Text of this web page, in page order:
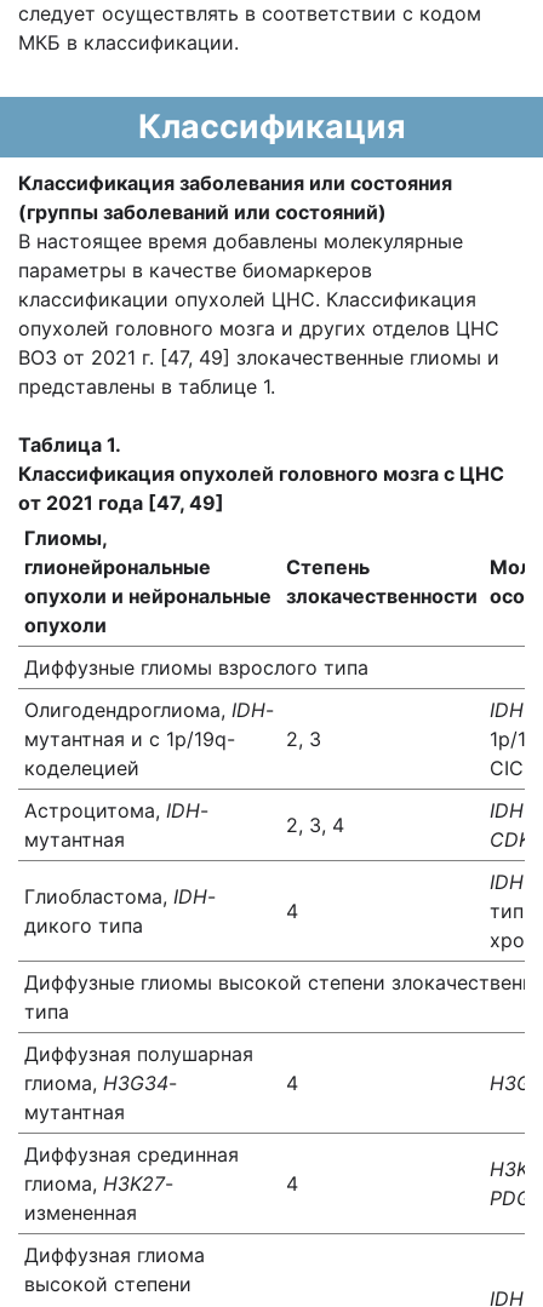
следует осуществлять в соответствии с кодом
МКБ в классификации.
Классификация
Классификация заболевания или состояния
(группы заболеваний или состояний)
В настоящее время добавлены молекулярные
параметры в качестве биомаркеров
классификации опухолей ЦНС. Классификация
опухолей головного мозга и других отделов ЦНС
ВОЗ от 2021 г. [47, 49] злокачественные глиомы и
представлены в таблице 1.
Таблица 1.
Классификация опухолей головного мозга с ЦНС
от 2021 года [47, 49]
Глиомы,
глионейрональные
опухоли и нейрональные
опухоли
Степень
злокачественности
Диффузные глиомы взрослого типа
Олигодендроглиома, IDH-
мутантная и с 1p/19q-
коделецией
2, 3
IDH1
1p/
CIC,
Астроцитома, IDH-
мутантная
2, 3, 4
Глиобластома, IDH-
дикого типа
4
IDH
тип,
Диффузные глиомы высокой степени
типа
Диффузная полушарная
глиома, H3G34-
мутантная
4
Диффузная срединная
глиома, H3K27-
измененная
4
Диффузная глиома
высокой степени
IDH